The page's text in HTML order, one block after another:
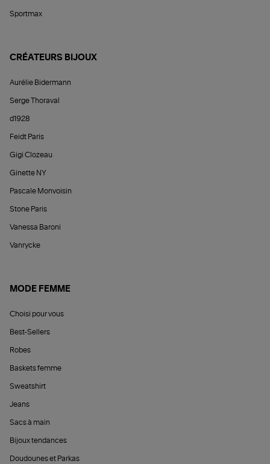
Sportmax
CRÉATEURS BIJOUX
Aurélie Bidermann
Serge Thoraval
d1928
Feidt Paris
Gigi Clozeau
Ginette NY
Pascale Monvoisin
Stone Paris
Vanessa Baroni
Vanrycke
MODE FEMME
Choisi pour vous
Best-Sellers
Robes
Baskets femme
Sweatshirt
Jeans
Sacs à main
Bijoux tendances
Doudounes et Parkas